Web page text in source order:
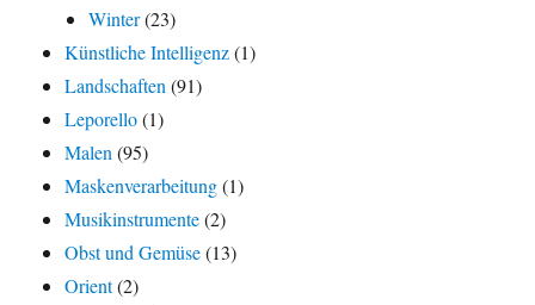
Winter(23)
Künstliche Intelligenz(1)
Landschaften(91)
Leporello(1)
Malen(95)
Maskenverarbeitung(1)
Musikinstrumente(2)
Obst und Gemüse(13)
Orient(2)